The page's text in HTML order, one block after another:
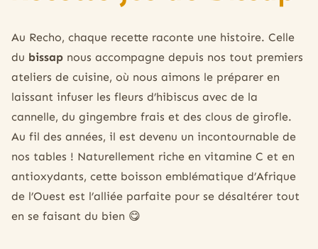
Au Recho, chaque recette raconte une histoire. Celle
du bissap nous accompagne depuis nos tout premiers
ateliers de cuisine, où nous aimons le préparer en
laissant infuser les fleurs d’hibiscus avec de la
cannelle, du gingembre frais et des clous de girofle.
Au fil des années, il est devenu un incontournable de
nos tables ! Naturellement riche en vitamine C et en
antioxydants, cette boisson emblématique d’Afrique
de l’Ouest est l’alliée parfaite pour se désaltérer tout
en se faisant du bien 😋